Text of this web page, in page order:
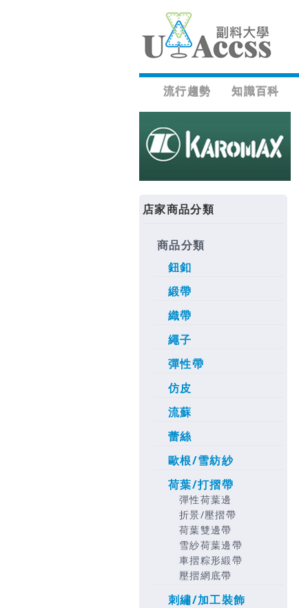
流行趨勢 知識百科
店家商品分類
商品分類
鈕釦
緞帶
織帶
繩子
彈性帶
仿皮
流蘇
蕾絲
歐根/雪紡紗
荷葉/打摺帶
彈性荷葉邊
折景/壓摺帶
荷葉雙邊帶
雪紗荷葉邊帶
車摺粽形緞帶
壓摺網底帶
刺繡/加工裝飾